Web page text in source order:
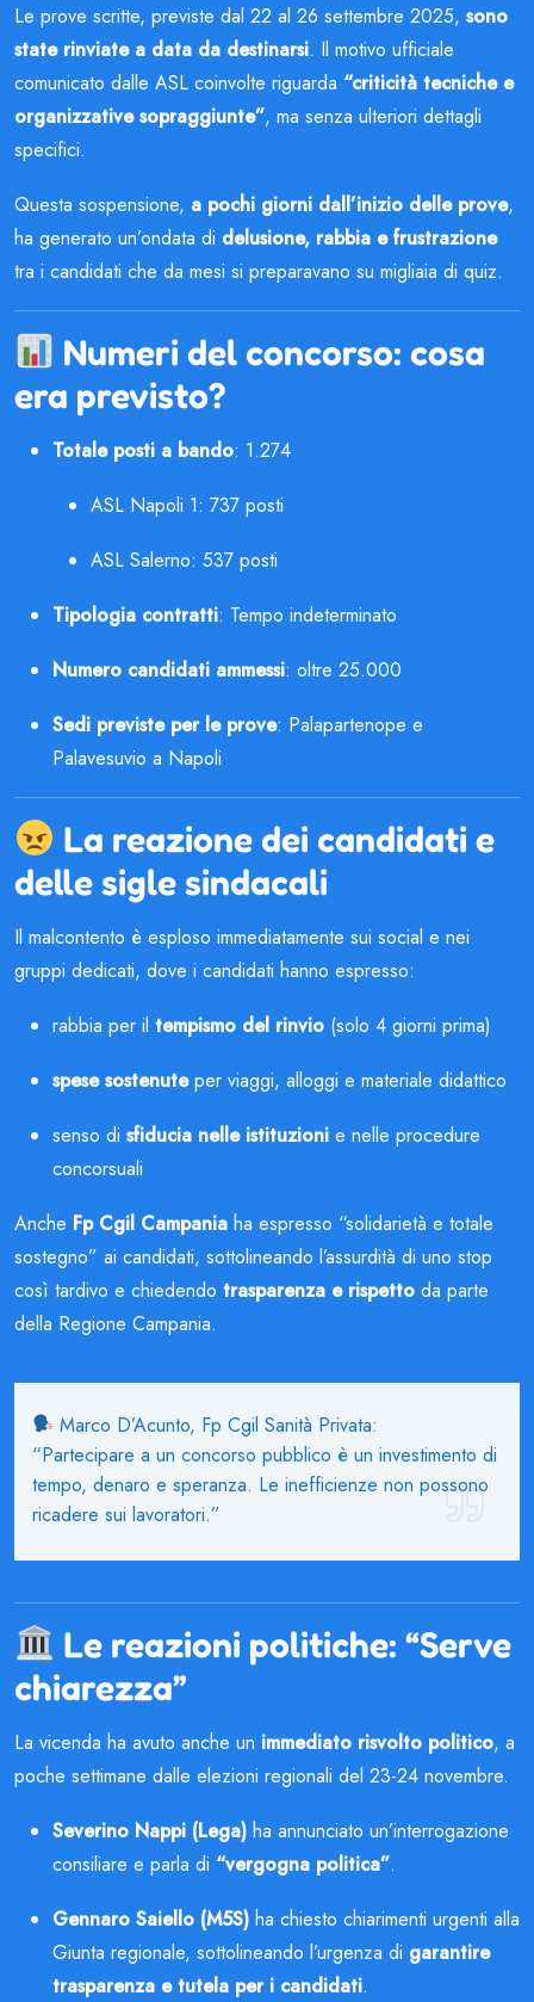
Le prove scritte, previste dal 22 al 26 settembre 2025, sono
state rinviate a data da destinarsi. Il motivo ufficiale
comunicato dalle ASL coinvolte riguarda “criticità tecniche e
organizzative sopraggiunte”, ma senza ulteriori dettagli
specifici.
Questa sospensione, a pochi giorni dall’inizio delle prove,
ha generato un’ondata di delusione, rabbia e frustrazione
tra i candidati che da mesi si preparavano su migliaia di quiz.
Numeri del concorso: cosa
era previsto?
Totale posti a bando: 1.274
ASL Napoli 1: 737 posti
ASL Salerno: 537 posti
Tipologia contratti: Tempo indeterminato
Numero candidati ammessi: oltre 25.000
Sedi previste per le prove: Palapartenope e
Palavesuvio a Napoli
La reazione dei candidati e
delle sigle sindacali
Il malcontento è esploso immediatamente sui social e nei
gruppi dedicati, dove i candidati hanno espresso:
rabbia per il tempismo del rinvio (solo 4 giorni prima)
spese sostenuteper viaggi, alloggi e materiale didattico
senso di sfiducia nelle istituzioni e nelle procedure
concorsuali
Anche Fp Cgil Campania ha espresso “solidarietà e totale
sostegno” ai candidati, sottolineando l’assurdità di uno stop
così tardivo e chiedendo trasparenza e rispetto da parte
della Regione Campania.
Marco D’Acunto, Fp Cgil Sanità Privata:
“Partecipare a un concorso pubblico è un investimento di
tempo, denaro e speranza. Le inefficienze non possono
ricadere sui lavoratori.”
Le reazioni politiche: “Serve
chiarezza”
La vicenda ha avuto anche un immediato risvolto politico, a
poche settimane dalle elezioni regionali del 23-24 novembre.
Severino Nappi (Lega) ha annunciato un’interrogazione
consiliare e parla di “vergogna politica”.
Gennaro Saiello (M5S) ha chiesto chiarimenti urgenti alla
Giunta regionale, sottolineando l’urgenza di garantire
trasparenza e tutela per i candidati.